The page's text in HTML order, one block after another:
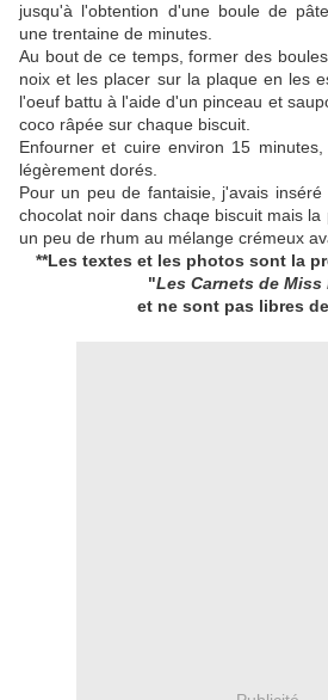
jusqu'à l'obtention d'une boule de
une trentaine de minutes.
Au bout de ce temps, former des
noix et les placer sur la plaque en les
l'oeuf battu à l'aide d'un pinceau et
coco râpée sur chaque biscuit.
Enfourner et cuire environ 15
légèrement dorés.
Pour un peu de fantaisie, j'avais
chocolat noir dans chaqe biscuit mais
un peu de rhum au mélange crémeux
**Les textes et les photos sont la
"Les Carnets de Miss
et ne sont pas libres